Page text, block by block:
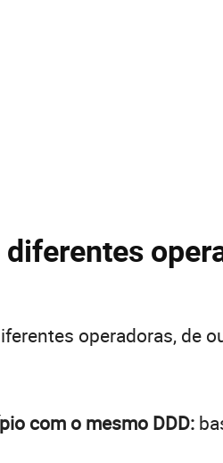
operadoras, de
com o mesmo DDD: